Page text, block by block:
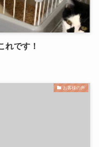
れです！
お客様の声